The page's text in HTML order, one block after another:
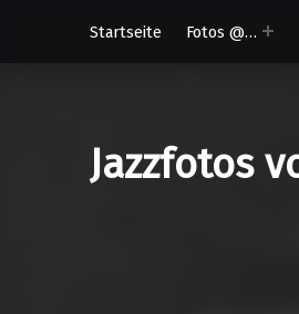
Startseite
Fotos @…
Jazzfotos